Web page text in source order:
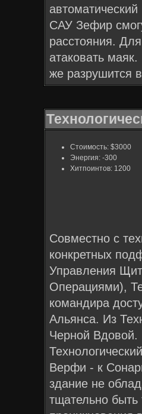
САУ Зефир
расстояния.
атаковать
же разрушится
Стоимость: $3000
Энергия: -300
Хитпоинтов: 1200
Совместно с
конкретных
Управления
Операциями),
командира
Альянса. Из
Черной Вдовой.
Верфи - к
здание не
тщательно быть